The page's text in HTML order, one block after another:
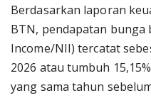
Berdasarkan laporan
BTN, pendapatan
Income/NII) tercatat
2026 atau tumbuh
yang sama tahun